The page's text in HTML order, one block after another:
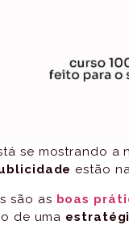
se mostrando a
estão
são as boas
de uma